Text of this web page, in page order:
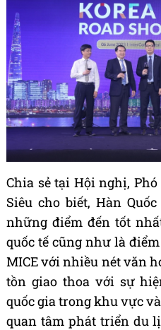
Chia sẻ tại Hội nghị,
Siêu cho biết, Hàn
những điểm đến tốt
quốc tế cũng như là
MICE với nhiều nét văn
tồn giao thoa với sự
quốc gia trong khu vực
quan tâm phát triển du